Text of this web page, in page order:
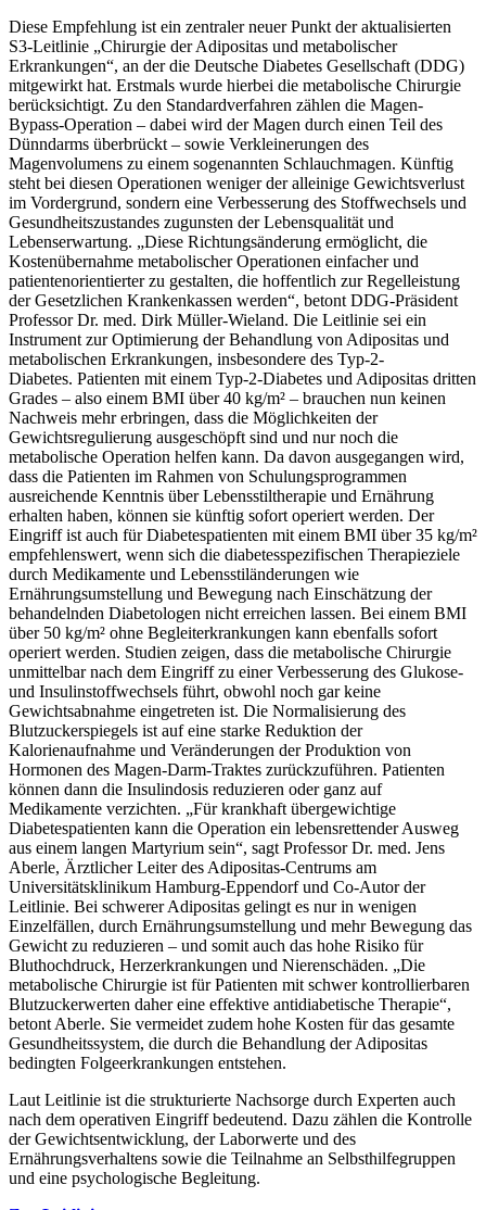
Diese Empfehlung ist ein zentraler neuer Punkt der aktualisierten
S3-Leitlinie „Chirurgie der Adipositas und metabolischer
Erkrankungen“, an der die Deutsche Diabetes Gesellschaft (DDG)
mitgewirkt hat. Erstmals wurde hierbei die metabolische Chirurgie
berücksichtigt. Zu den Standardverfahren zählen die Magen-
Bypass-Operation – dabei wird der Magen durch einen Teil des
Dünndarms überbrückt – sowie Verkleinerungen des
Magenvolumens zu einem sogenannten Schlauchmagen. Künftig
steht bei diesen Operationen weniger der alleinige Gewichtsverlust
im Vordergrund, sondern eine Verbesserung des Stoffwechsels und
Gesundheitszustandes zugunsten der Lebensqualität und
Lebenserwartung. „Diese Richtungsänderung ermöglicht, die
Kostenübernahme metabolischer Operationen einfacher und
patientenorientierter zu gestalten, die hoffentlich zur Regelleistung
der Gesetzlichen Krankenkassen werden“, betont DDG-Präsident
Professor Dr. med. Dirk Müller-Wieland. Die Leitlinie sei ein
Instrument zur Optimierung der Behandlung von Adipositas und
metabolischen Erkrankungen, insbesondere des Typ-2-
Diabetes. Patienten mit einem Typ-2-Diabetes und Adipositas dritten
Grades – also einem BMI über 40 kg/m² – brauchen nun keinen
Nachweis mehr erbringen, dass die Möglichkeiten der
Gewichtsregulierung ausgeschöpft sind und nur noch die
metabolische Operation helfen kann. Da davon ausgegangen wird,
dass die Patienten im Rahmen von Schulungsprogrammen
ausreichende Kenntnis über Lebensstiltherapie und Ernährung
erhalten haben, können sie künftig sofort operiert werden. Der
Eingriff ist auch für Diabetespatienten mit einem BMI über 35 kg/m²
empfehlenswert, wenn sich die diabetesspezifischen Therapieziele
durch Medikamente und Lebensstiländerungen wie
Ernährungsumstellung und Bewegung nach Einschätzung der
behandelnden Diabetologen nicht erreichen lassen. Bei einem BMI
über 50 kg/m² ohne Begleiterkrankungen kann ebenfalls sofort
operiert werden. Studien zeigen, dass die metabolische Chirurgie
unmittelbar nach dem Eingriff zu einer Verbesserung des Glukose-
und Insulinstoffwechsels führt, obwohl noch gar keine
Gewichtsabnahme eingetreten ist. Die Normalisierung des
Blutzuckerspiegels ist auf eine starke Reduktion der
Kalorienaufnahme und Veränderungen der Produktion von
Hormonen des Magen-Darm-Traktes zurückzuführen. Patienten
können dann die Insulindosis reduzieren oder ganz auf
Medikamente verzichten. „Für krankhaft übergewichtige
Diabetespatienten kann die Operation ein lebensrettender Ausweg
aus einem langen Martyrium sein“, sagt Professor Dr. med. Jens
Aberle, Ärztlicher Leiter des Adipositas-Centrums am
Universitätsklinikum Hamburg-Eppendorf und Co-Autor der
Leitlinie. Bei schwerer Adipositas gelingt es nur in wenigen
Einzelfällen, durch Ernährungsumstellung und mehr Bewegung das
Gewicht zu reduzieren – und somit auch das hohe Risiko für
Bluthochdruck, Herzerkrankungen und Nierenschäden. „Die
metabolische Chirurgie ist für Patienten mit schwer kontrollierbaren
Blutzuckerwerten daher eine effektive antidiabetische Therapie“,
betont Aberle. Sie vermeidet zudem hohe Kosten für das gesamte
Gesundheitssystem, die durch die Behandlung der Adipositas
bedingten Folgeerkrankungen entstehen.
Laut Leitlinie ist die strukturierte Nachsorge durch Experten auch
nach dem operativen Eingriff bedeutend. Dazu zählen die Kontrolle
der Gewichtsentwicklung, der Laborwerte und des
Ernährungsverhaltens sowie die Teilnahme an Selbsthilfegruppen
und eine psychologische Begleitung.